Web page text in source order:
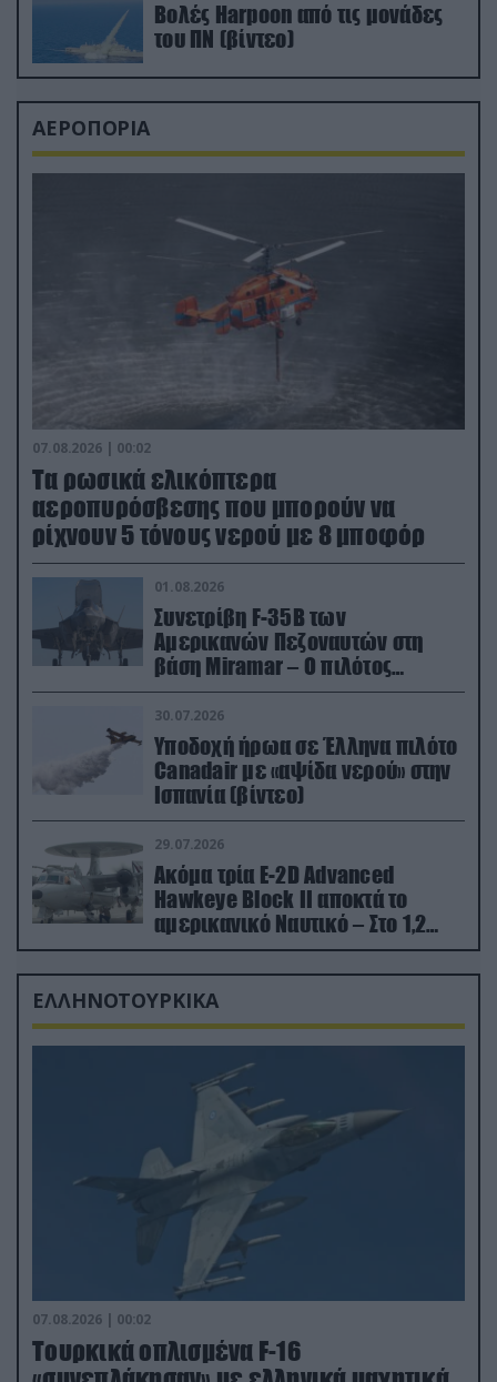
Βολές Harpoon από τις μονάδες
του ΠΝ (βίντεο)
ΑΕΡΟΠΟΡΙΑ
07.08.2026 | 00:02
Τα ρωσικά ελικόπτερα
αεροπυρόσβεσης που μπορούν να
ρίχνουν 5 τόνους νερού με 8 μποφόρ
01.08.2026
Συνετρίβη F-35B των
Αμερικανών Πεζοναυτών στη
βάση Miramar – Ο πιλότος
εκτινάχθηκε εγκαίρως
30.07.2026
Υποδοχή ήρωα σε Έλληνα πιλότο
Canadair με «αψίδα νερού» στην
Ισπανία (βίντεο)
29.07.2026
Ακόμα τρία E-2D Advanced
Hawkeye Block II αποκτά το
αμερικανικό Ναυτικό – Στο 1,2
δισ.δολάρια το κόστος
ΕΛΛΗΝΟΤΟΥΡΚΙΚΑ
07.08.2026 | 00:02
Τουρκικά οπλισμένα F-16